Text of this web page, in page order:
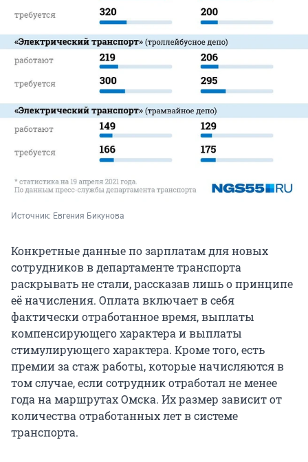
Источник: Евгения Бикунова
Конкретные данные по зарплатам для новых
сотрудников в департаменте транспорта
раскрывать не стали, рассказав лишь о принципе
её начисления. Оплата включает в себя
фактически отработанное время, выплаты
компенсирующего характера и выплаты
стимулирующего характера. Кроме того, есть
премии за стаж работы, которые начисляются в
том случае, если сотрудник отработал не менее
года на маршрутах Омска. Их размер зависит от
количества отработанных лет в системе
транспорта.